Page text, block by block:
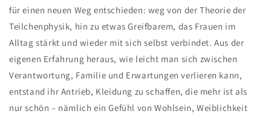
für einen neuen Weg entschieden: weg von der Theorie der
Teilchenphysik, hin zu etwas Greifbarem, das Frauen im
Alltag stärkt und wieder mit sich selbst verbindet. Aus der
eigenen Erfahrung heraus, wie leicht man sich zwischen
Verantwortung, Familie und Erwartungen verlieren kann,
entstand ihr Antrieb, Kleidung zu schaffen, die mehr ist als
nur schön – nämlich ein Gefühl von Wohlsein, Weiblichkeit